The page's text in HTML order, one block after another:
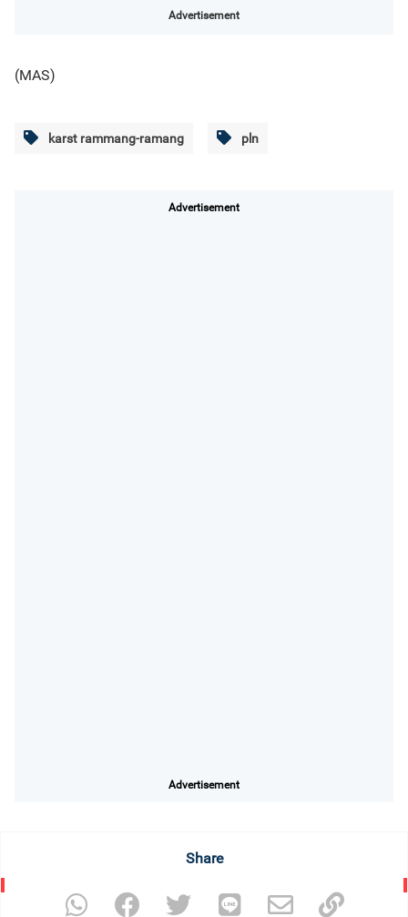
Advertisement
(MAS)
karst rammang-ramang pln
Advertisement
Advertisement
Share